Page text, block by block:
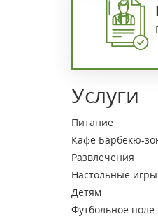
Услуги
Питание
Кафе Барбекю-
Развлечения
Настольные игры
Детям
Футбольное поле